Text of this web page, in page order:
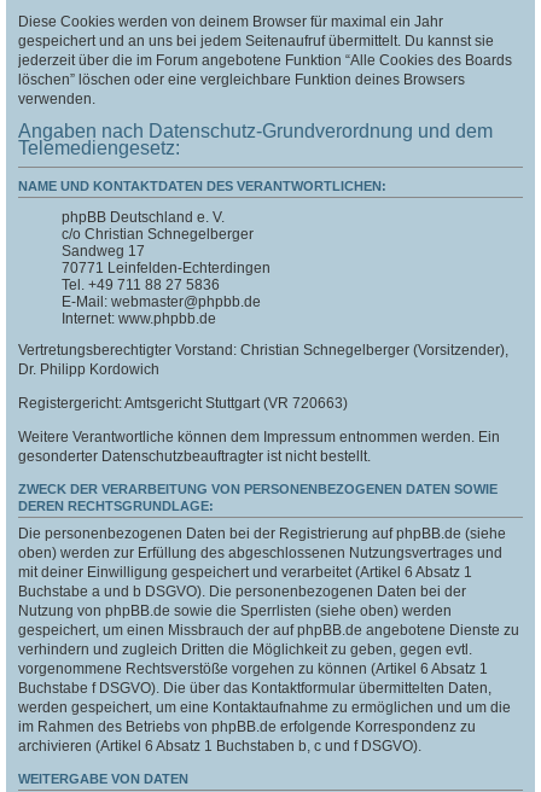
Diese Cookies werden von deinem Browser für maximal ein Jahr
gespeichert und an uns bei jedem Seitenaufruf übermittelt. Du kannst sie
jederzeit über die im Forum angebotene Funktion “Alle Cookies des Boards
löschen” löschen oder eine vergleichbare Funktion deines Browsers
verwenden.
Angaben nach Datenschutz-Grundverordnung und dem
Telemediengesetz:
NAME UND KONTAKTDATEN DES VERANTWORTLICHEN:
phpBB Deutschland e. V.
c/o Christian Schnegelberger
Sandweg 17
70771 Leinfelden-Echterdingen
Tel. +49 711 88 27 5836
E-Mail: webmaster@phpbb.de
Internet: www.phpbb.de
Vertretungsberechtigter Vorstand: Christian Schnegelberger (Vorsitzender),
Dr. Philipp Kordowich
Registergericht: Amtsgericht Stuttgart (VR 720663)
Weitere Verantwortliche können dem Impressum entnommen werden. Ein
gesonderter Datenschutzbeauftragter ist nicht bestellt.
ZWECK DER VERARBEITUNG VON PERSONENBEZOGENEN DATEN SOWIE
DEREN RECHTSGRUNDLAGE:
Die personenbezogenen Daten bei der Registrierung auf phpBB.de (siehe
oben) werden zur Erfüllung des abgeschlossenen Nutzungsvertrages und
mit deiner Einwilligung gespeichert und verarbeitet (Artikel 6 Absatz 1
Buchstabe a und b DSGVO). Die personenbezogenen Daten bei der
Nutzung von phpBB.de sowie die Sperrlisten (siehe oben) werden
gespeichert, um einen Missbrauch der auf phpBB.de angebotene Dienste zu
verhindern und zugleich Dritten die Möglichkeit zu geben, gegen evtl.
vorgenommene Rechtsverstöße vorgehen zu können (Artikel 6 Absatz 1
Buchstabe f DSGVO). Die über das Kontaktformular übermittelten Daten,
werden gespeichert, um eine Kontaktaufnahme zu ermöglichen und um die
im Rahmen des Betriebs von phpBB.de erfolgende Korrespondenz zu
archivieren (Artikel 6 Absatz 1 Buchstaben b, c und f DSGVO).
WEITERGABE VON DATEN